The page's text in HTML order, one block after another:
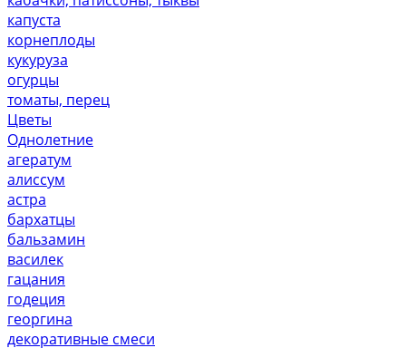
капуста
корнеплоды
кукуруза
огурцы
томаты, перец
Цветы
Однолетние
агератум
алиссум
астра
бархатцы
бальзамин
василек
гацания
годеция
георгина
декоративные смеси